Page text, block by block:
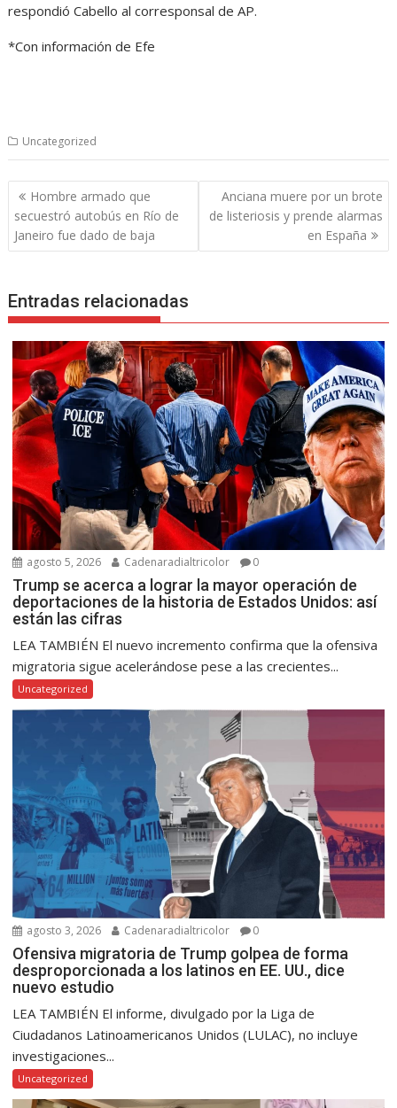
respondió Cabello al corresponsal de AP.
*Con información de Efe
Uncategorized
Navegación
de
entradas
Hombre armado que
secuestró autobús en Río de
Janeiro fue dado de baja
Anciana muere por un brote
de listeriosis y prende alarmas
en España
Entradas relacionadas
agosto 5, 2026 Cadenaradialtricolor 0
Trump se acerca a lograr la mayor operación de
deportaciones de la historia de Estados Unidos: así
están las cifras
LEA TAMBIÉN El nuevo incremento confirma que la ofensiva
migratoria sigue acelerándose pese a las crecientes...
Uncategorized
agosto 3, 2026 Cadenaradialtricolor 0
Ofensiva migratoria de Trump golpea de forma
desproporcionada a los latinos en EE. UU., dice
nuevo estudio
LEA TAMBIÉN El informe, divulgado por la Liga de
Ciudadanos Latinoamericanos Unidos (LULAC), no incluye
investigaciones...
Uncategorized